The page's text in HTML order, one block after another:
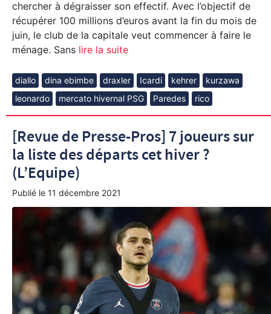
chercher à dégraisser son effectif. Avec l’objectif de
récupérer 100 millions d’euros avant la fin du mois de
juin, le club de la capitale veut commencer à faire le
ménage. Sans lire la suite
diallo dina ebimbe draxler Icardi kehrer
kurzawa
leonardo
mercato hivernal PSG Paredes rico
[Revue de Presse-Pros] 7 joueurs sur
la liste des départs cet hiver ?
(L’Equipe)
Publié le 11 décembre 2021